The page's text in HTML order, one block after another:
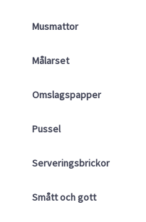
Musmattor
Målarset
Omslagspapper
Pussel
Serveringsbrickor
Smått och gott